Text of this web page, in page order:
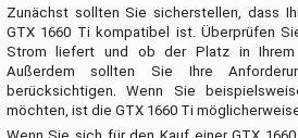
Zunächst sollten Sie sicherstellen, dass
GTX 1660 Ti kompatibel ist. Überprüfen
Strom liefert und ob der Platz in Ihrem
Außerdem sollten Sie Ihre
berücksichtigen. Wenn Sie
möchten, ist die GTX 1660 Ti